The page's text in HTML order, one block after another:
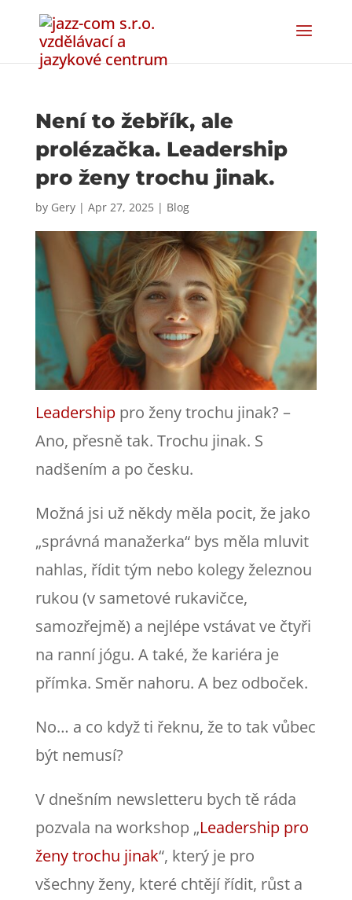
Není to žebřík, ale
prolézačka. Leadership
pro ženy trochu jinak.
by Gery| Apr 27, 2025| Blog
Leadershippro ženy trochu jinak? –
Ano, přesně tak. Trochu jinak. S
nadšením a po česku.
Možná jsi už někdy měla pocit, že jako
„správná manažerka“ bys měla mluvit
nahlas, řídit tým nebo kolegy železnou
rukou (v sametové rukavičce,
samozřejmě) a nejlépe vstávat ve čtyři
na ranní jógu. A také, že kariéra je
přímka. Směr nahoru. A bez odboček.
No… a co když ti řeknu, že to tak vůbec
být nemusí?
V dnešním newsletteru bych tě ráda
pozvala na workshop „Leadership pro
ženy trochu jinak“, který je pro
všechny ženy, které chtějí řídit, růst a